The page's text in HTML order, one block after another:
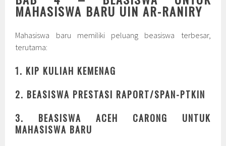
MAHASISWA BARU UIN AR-RANIRY
Mahasiswa baru memiliki peluang beasiswa terbesar,
terutama:
1. KIP KULIAH KEMENAG
2. BEASISWA PRESTASI RAPORT/SPAN-PTKIN
3. BEASISWA ACEH CARONG UNTUK
MAHASISWA BARU